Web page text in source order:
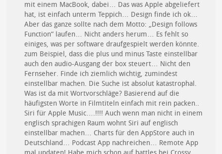
mit einem MacBook, dabei… Das was Apple abgeliefert
hat, ist einfach unterm Teppich… Design finde ich ok…
Aber das ganze sollte nach dem Motto: „Design follows
Function“ laufen… Nicht anders herum… Es fehlt so
einiges, was per software draufgespielt werden könnte.
zum Beispiel, dass die plus und minus Taste einstellbar
auch den audio-Ausgang der box steuert… Nicht den
Fernseher. Finde ich ziemlich wichtig, zumindest
einstellbar machen. Die Suche ist absolut katastrophal.
Was ist da mit Wortvorschläge? Basierend auf die
häufigsten Worte in Filmtiteln einfach mit rein packen..
Siri für Apple Music….!!!! Auch wenn man nicht in einem
englisch sprachigen Raum wohnt Siri auf englisch
einstellbar machen… Charts für den AppStore auch in
Deutschland… Podcast App nachreichen… Remote App